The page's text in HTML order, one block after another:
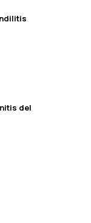
del